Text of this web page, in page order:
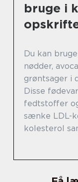
bruge i
Du kan
nødder,
grøntsager i
Disse
fedtstoffer
sænke LDL-
kolesterol